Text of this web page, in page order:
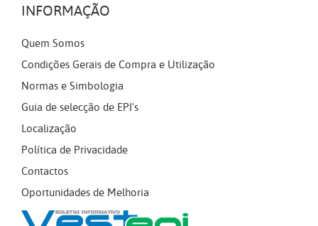
INFORMAÇÃO
Quem Somos
Condições Gerais de Compra e Utilização
Normas e Simbologia
Guia de selecção de EPI's
Localização
Política de Privacidade
Contactos
Oportunidades de Melhoria